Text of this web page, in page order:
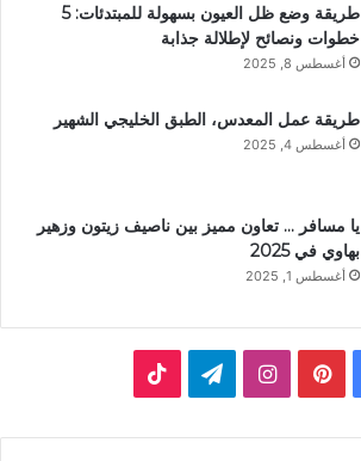
طريقة وضع ظل العيون بسهولة للمبتدئات: 5
خطوات ونصائح لإطلالة جذابة
أغسطس 8, 2025
طريقة عمل المعدس، الطبق الخليجي الشهير
أغسطس 4, 2025
يا مسافر … تعاون مميز بين ناصيف زيتون وزهير
بهاوي في 2025
أغسطس 1, 2025